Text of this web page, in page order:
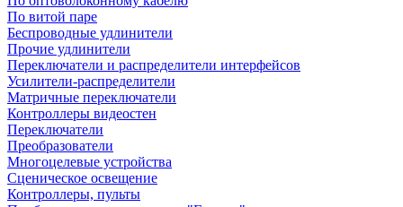
По витой паре
Беспроводные удлинители
Прочие удлинители
Переключатели и распределители интерфейсов
Усилители-распределители
Матричные переключатели
Контроллеры видеостен
Переключатели
Преобразователи
Многоцелевые устройства
Сценическое освещение
Контроллеры, пульты